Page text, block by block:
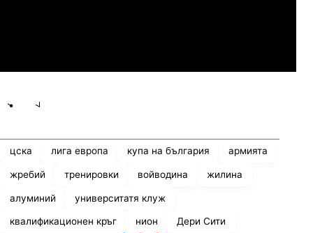
цска лига европа купа на българия армията
жребий тренировки войводина жилина
алуминий университатя клуж
квалификационен кръг нион Дери Сити